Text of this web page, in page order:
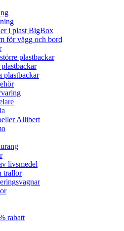
i plast BigBox
för vägg och bord
plastbackar
plastbackar
plastbackar
Allibert
livsmedel
trallor
rabatt